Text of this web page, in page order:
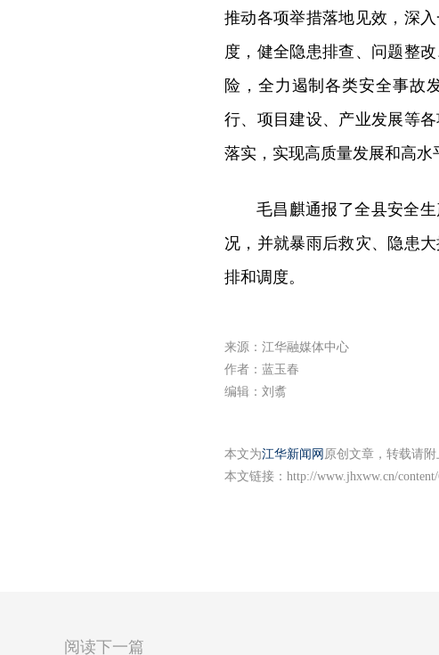
推动各项举措落地见效，深
度，健全隐患排查、问题整
险，全力遏制各类安全事故
行、项目建设、产业发展等
落实，实现高质量发展和高水
毛昌麒通报了全县安全
况，并就暴雨后救灾、隐患
排和调度。
来源：江华融媒体中心
作者：蓝玉春
编辑：刘翥
本文为江华新闻网 原创文章，转载请附
本文链接： http://www.jhxww.cn/
阅读下一篇